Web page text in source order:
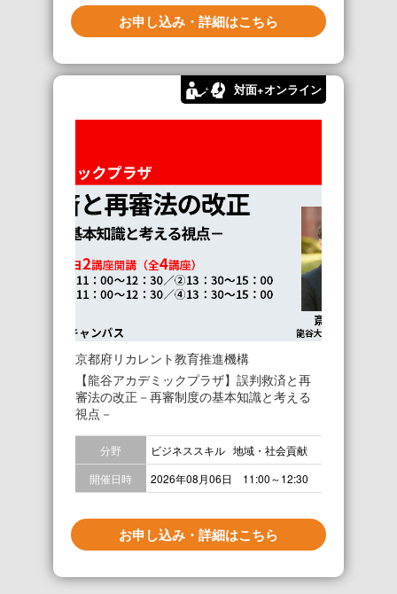
お申し込み・詳細はこちら
対面+オンライン
京都府リカレント教育推進機構
【龍谷アカデミックプラザ】誤判救済と再
審法の改正－再審制度の基本知識と考える
視点－
分野 ビジネススキル 地域・社会貢献
開催日時
2026年08月06日 11:00～12:30
お申し込み・詳細はこちら